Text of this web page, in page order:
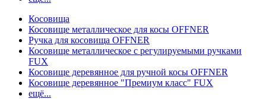
Косовища
Косовище металлическое для косы OFFNER
Ручка для косовища OFFNER
Косовище металлическое с регулируемыми ручками
FUX
Косовище деревянное для ручной косы OFFNER
Косовище деревянное "Премиум класс" FUX
ещё...